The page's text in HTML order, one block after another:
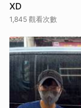
XD
1,845 觀看次數